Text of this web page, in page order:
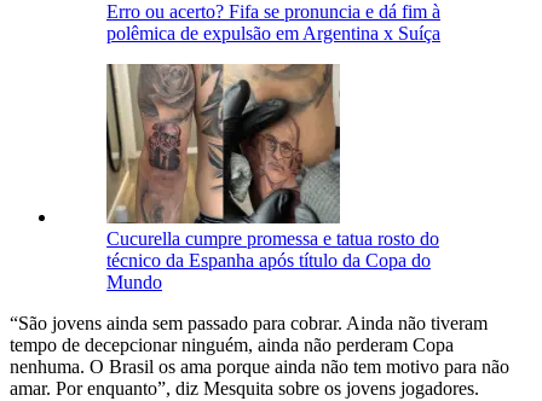
Erro ou acerto? Fifa se pronuncia e dá fim à
polêmica de expulsão em Argentina x Suíça
Cucurella cumpre promessa e tatua rosto do
técnico da Espanha após título da Copa do
Mundo
“São jovens ainda sem passado para cobrar. Ainda não tiveram
tempo de decepcionar ninguém, ainda não perderam Copa
nenhuma. O Brasil os ama porque ainda não tem motivo para não
amar. Por enquanto”, diz Mesquita sobre os jovens jogadores.